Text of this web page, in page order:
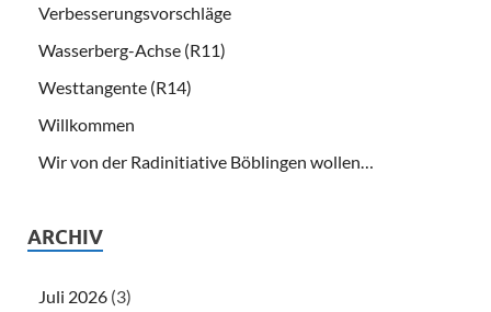
Verbesserungsvorschläge
Wasserberg-Achse (R11)
Westtangente (R14)
Willkommen
Wir von der Radinitiative Böblingen wollen…
ARCHIV
Juli 2026 (3)